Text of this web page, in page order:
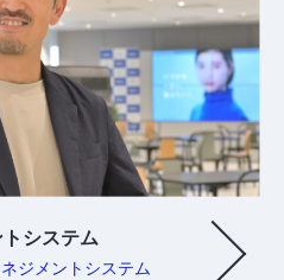
システム
ジメントシステム